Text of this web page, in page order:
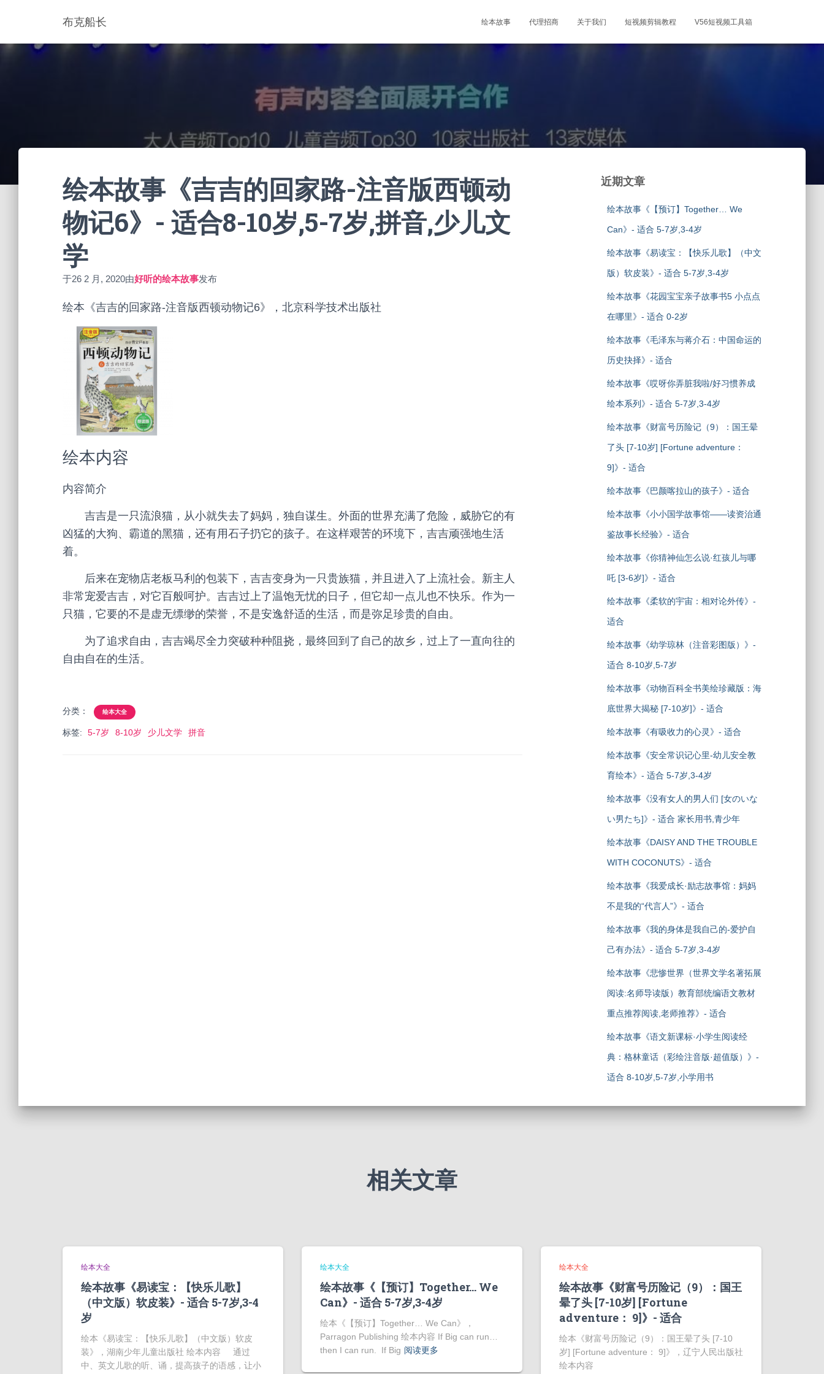
布克船长 绘本故事 代理招商 关于我们 短视频剪辑教程 V56短视频工具箱
绘本故事《吉吉的回家路-注音版西顿动
物记6》- 适合8-10岁,5-7岁,拼音,少儿文
学
于26 2 月, 2020由好听的绘本故事发布
绘本《吉吉的回家路-注音版西顿动物记6》，北京科学技术出版社
绘本内容
内容简介
吉吉是一只流浪猫，从小就失去了妈妈，独自谋生。外面的世界充满了危险，威胁它的有
凶猛的大狗、霸道的黑猫，还有用石子扔它的孩子。在这样艰苦的环境下，吉吉顽强地生活
着。
后来在宠物店老板马利的包装下，吉吉变身为一只贵族猫，并且进入了上流社会。新主人
非常宠爱吉吉，对它百般呵护。吉吉过上了温饱无忧的日子，但它却一点儿也不快乐。作为一
只猫，它要的不是虚无缥缈的荣誉，不是安逸舒适的生活，而是弥足珍贵的自由。
为了追求自由，吉吉竭尽全力突破种种阻挠，最终回到了自己的故乡，过上了一直向往的
自由自在的生活。
分类： 绘本大全
标签: 5-7岁 8-10岁 少儿文学 拼音
近期文章
绘本故事《【预订】Together… We
Can》- 适合 5-7岁,3-4岁
绘本故事《易读宝：【快乐儿歌】（中文
版）软皮装》- 适合 5-7岁,3-4岁
绘本故事《花园宝宝亲子故事书5 小点点
在哪里》- 适合 0-2岁
绘本故事《毛泽东与蒋介石：中国命运的
历史抉择》- 适合
绘本故事《哎呀你弄脏我啦/好习惯养成
绘本系列》- 适合 5-7岁,3-4岁
绘本故事《财富号历险记（9）：国王晕
了头 [7-10岁] [Fortune adventure：
9]》- 适合
绘本故事《巴颜喀拉山的孩子》- 适合
绘本故事《小小国学故事馆——读资治通
鉴故事长经验》- 适合
绘本故事《你猜神仙怎么说·红孩儿与哪
吒 [3-6岁]》- 适合
绘本故事《柔软的宇宙：相对论外传》-
适合
绘本故事《幼学琼林（注音彩图版）》-
适合 8-10岁,5-7岁
绘本故事《动物百科全书美绘珍藏版：海
底世界大揭秘 [7-10岁]》- 适合
绘本故事《有吸收力的心灵》- 适合
绘本故事《安全常识记心里-幼儿安全教
育绘本》- 适合 5-7岁,3-4岁
绘本故事《没有女人的男人们 [女のいな
い男たち]》- 适合 家长用书,青少年
绘本故事《DAISY AND THE TROUBLE
WITH COCONUTS》- 适合
绘本故事《我爱成长·励志故事馆：妈妈
不是我的“代言人”》- 适合
绘本故事《我的身体是我自己的-爱护自
己有办法》- 适合 5-7岁,3-4岁
绘本故事《悲惨世界（世界文学名著拓展
阅读:名师导读版）教育部统编语文教材
重点推荐阅读,老师推荐》- 适合
绘本故事《语文新课标·小学生阅读经
典：格林童话（彩绘注音版·超值版）》-
适合 8-10岁,5-7岁,小学用书
相关文章
绘本大全
绘本故事《易读宝：【快乐儿歌】
（中文版）软皮装》- 适合 5-7岁,3-4
岁
绘本《易读宝：【快乐儿歌】（中文版）软皮
装》，湖南少年儿童出版社 绘本内容 通过
中、英文儿歌的听、诵，提高孩子的语感，让小
绘本大全
绘本故事《【预订】Together… We
Can》- 适合 5-7岁,3-4岁
绘本《【预订】Together… We Can》，
Parragon Publishing 绘本内容 If Big can run…
then I can run. If Big 阅读更多
绘本大全
绘本故事《财富号历险记（9）：国王
晕了头 [7-10岁] [Fortune
adventure： 9]》- 适合
绘本《财富号历险记（9）：国王晕了头 [7-10
岁] [Fortune adventure： 9]》，辽宁人民出版社
绘本内容